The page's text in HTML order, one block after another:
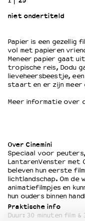
Wat we doen
Werken bij
Wie is wie
Word vriend
Historie
Partners
Duurzaamheid
Culturele boycot
Ruimte voor artistieke
niet ondertiteld
Papier is een gezellig
vol met papieren
Meneer papier gaat
tropische reis, Dodu
lieveheersbeestje,
staart en er zijn meer
Meer informatie over
Over Cinemini
Speciaal voor
LantarenVenster met
beleven hun eerste
lichtlandschap. Om de
animatiefilmpjes en
hun ouders binnen
Praktische info
Duur: 30 minuten film &